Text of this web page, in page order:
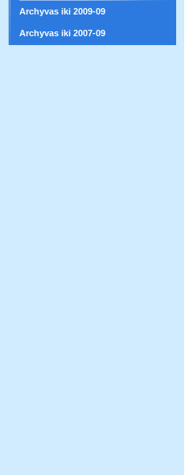
Archyvas iki 2009-09
Archyvas iki 2007-09